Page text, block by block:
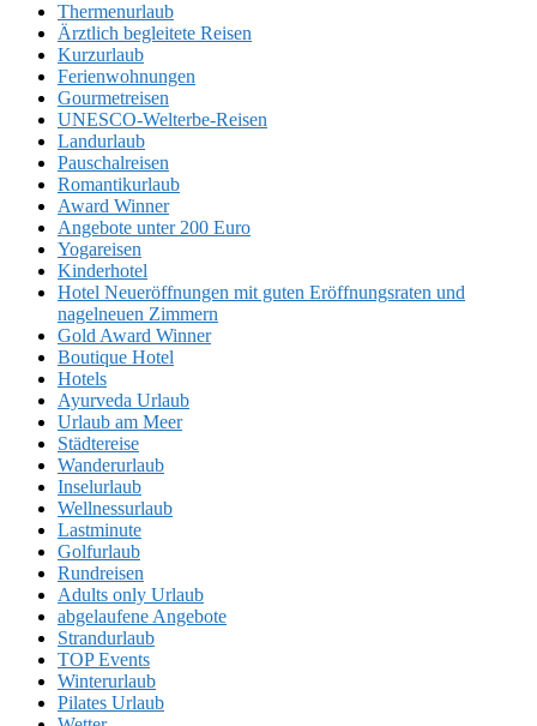
Thermenurlaub
Ärztlich begleitete Reisen
Kurzurlaub
Ferienwohnungen
Gourmetreisen
UNESCO-Welterbe-Reisen
Landurlaub
Pauschalreisen
Romantikurlaub
Award Winner
Angebote unter 200 Euro
Yogareisen
Kinderhotel
Hotel Neueröffnungen mit guten Eröffnungsraten und
nagelneuen Zimmern
Gold Award Winner
Boutique Hotel
Hotels
Ayurveda Urlaub
Urlaub am Meer
Städtereise
Wanderurlaub
Inselurlaub
Wellnessurlaub
Lastminute
Golfurlaub
Rundreisen
Adults only Urlaub
abgelaufene Angebote
Strandurlaub
TOP Events
Winterurlaub
Pilates Urlaub